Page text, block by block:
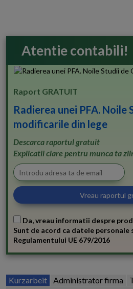
Atentie contabili!
Raport GRATUIT
Radierea unei PFA. Noile
modificarile din lege
Descarca raportul gratuit
Explicatii clare pentru munca ta
Da, vreau informatii despre
Sunt de acord ca datele
Regulamentului UE 679/2016
Kurzarbeit Administrator firma